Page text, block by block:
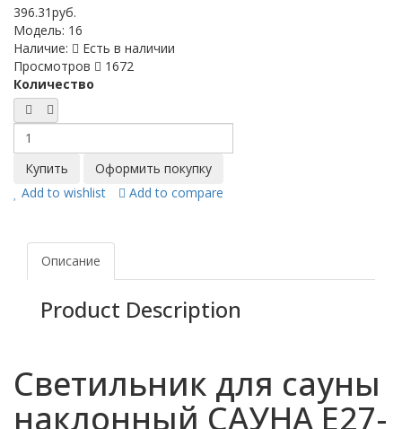
396.31руб.
Модель: 16
Наличие:
Есть в наличии
Просмотров
1672
Количество
Add to wishlist Add to compare
Описание
Product Description
Светильник для сауны
наклонный САУНА E27-